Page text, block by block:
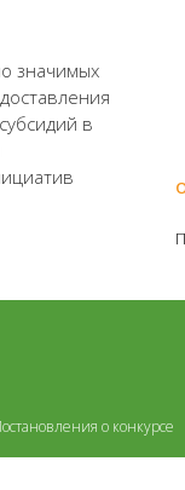
значимых
в
о конкурсе